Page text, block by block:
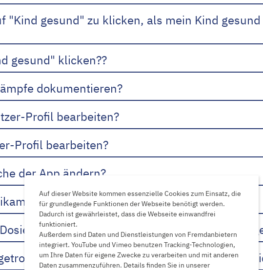
"Kind gesund" zu klicken, als mein Kind
gesund" klicken??
dokumentieren?
Profil bearbeiten?
Profil bearbeiten?
der App ändern?
hinzu?
der Medizin ein, die ich meinem Kind
Maßnahme nicht in der Liste. Was soll
Auf dieser Website kommen essenzielle Cookies zum Einsatz, die
für grundlegende Funktionen der Webseite benötigt werden.
Dadurch ist gewährleistet, dass die Webseite einwandfrei
funktioniert.
Außerdem sind Daten und Dienstleistungen von Fremdanbietern
integriert. YouTube und Vimeo benutzen Tracking-Technologien,
um Ihre Daten für eigene Zwecke zu verarbeiten und mit anderen
Daten zusammenzuführen. Details finden Sie in unserer